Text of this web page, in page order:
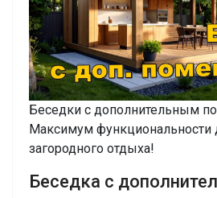
Беседки с дополнительным
Максимум функциональности
загородного отдыха!
Беседка с